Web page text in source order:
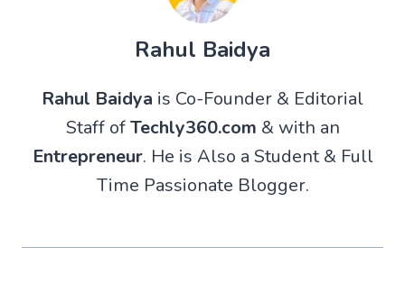
Rahul Baidya
Rahul Baidya is Co-Founder & Editorial
Staff ofTechly360.com & with an
Entrepreneur. He is Also a Student & Full
Time Passionate Blogger.